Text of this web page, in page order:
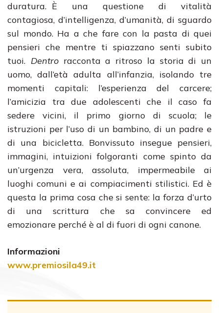
duratura. È una questione di vitalità
contagiosa, d’intelligenza, d’umanità, di sguardo
sul mondo. Ha a che fare con la pasta di quei
pensieri che mentre ti spiazzano senti subito
tuoi. Dentro racconta a ritroso la storia di un
uomo, dall’età adulta all’infanzia, isolando tre
momenti capitali: l’esperienza del carcere;
l’amicizia tra due adolescenti che il caso fa
sedere vicini, il primo giorno di scuola; le
istruzioni per l’uso di un bambino, di un padre e
di una bicicletta. Bonvissuto insegue pensieri,
immagini, intuizioni folgoranti come spinto da
un’urgenza vera, assoluta, impermeabile ai
luoghi comuni e ai compiacimenti stilistici. Ed è
questa la prima cosa che si sente: la forza d’urto
di una scrittura che sa convincere ed
emozionare perché è al di fuori di ogni canone.
Informazioni
www.premiosila49.it